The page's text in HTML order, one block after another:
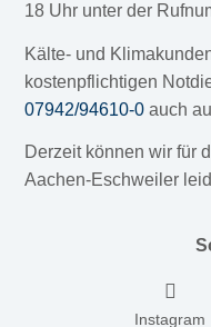
18 Uhr unter der
Kälte- und
kostenpflichtigen
07942/94610-0 auch
Derzeit können wir für
Aachen-Eschweiler
Instagram